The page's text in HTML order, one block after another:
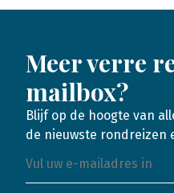
Meer verre
mailbox?
Blijf op de hoogte van
de nieuwste rondreizen